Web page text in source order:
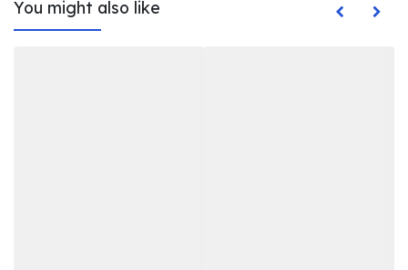
You might also like